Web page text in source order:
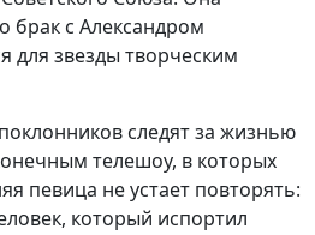
брак с Александром
звезды творческим
следят за жизнью
телешоу, в которых
певица не устает повторять:
который испортил